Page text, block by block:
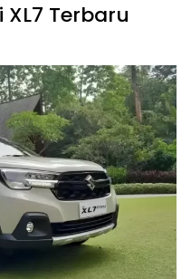
Terbaru